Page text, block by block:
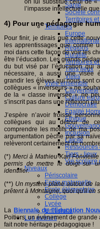
Santé
Société
Territoires
Territoires
Europe
International
Régions
Ruralité
Territoires
Tiers lieux
Villes
Vivre ensemble
Citoyenneté
Culture
Démocratie
Egalité
Ethique
Inclusion
Laïcité
Ressources
Tiers - lieux
Vie scolaire
Niveaux
Périscolaire
Ecole maternelle
Ecole élémentaire
Collège
Lycée
Université
Les auteurs
on lui substitue celui de «
l’impasse intellectuelle
4) Pour une pédagogie
Pour finir, je dirais que cette
les apprentissages que comme
moi dans cette façon de voir les
être l’éducation. Les grands
du but visé par l’éducation qui
nécessaire, a aussi une visée
grandir les élèves qui nous sont
collègues « inverseurs » ne
de la « classe inversée » ne
s’inscrit pas dans une réflexion
J’espère n’avoir froissé
collègues qui au détour de
comprendre les motifs de ma
argumentation pèche par sa
relèveront certainement de
(*) Merci à Mathieu-Karl
permis de mettre le doigt sur
identifier.
(**) Un mystère plane autour de
prêtent à Montaigne, quoi qu'il en
La Biennale de l'Education
Poitiers, un évènement de
fait notre héritage pédagogique !